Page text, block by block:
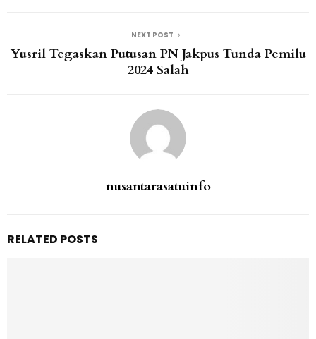
NEXT POST
Yusril Tegaskan Putusan PN Jakpus Tunda Pemilu
2024 Salah
nusantarasatuinfo
RELATED POSTS